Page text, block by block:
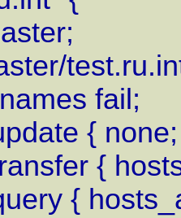
fail;
{ none;
{
{